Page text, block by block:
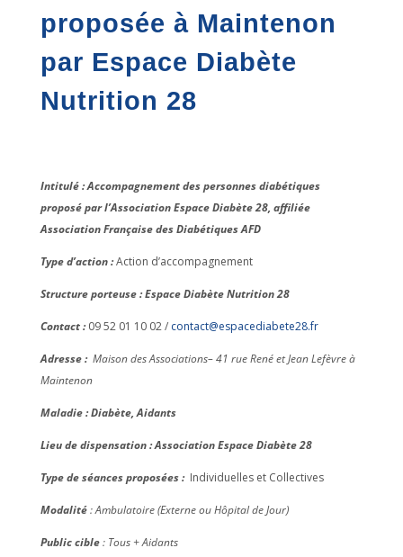
proposée à Maintenon
par Espace Diabète
Nutrition 28
Intitulé : Accompagnement des personnes diabétiques
proposé par l’Association Espace Diabète 28, affiliée
Association Française des Diabétiques AFD
Type d’action :Action d’accompagnement
Structure porteuse : Espace Diabète Nutrition 28
Contact :09 52 01 10 02 / contact@espacediabete28.fr
Adresse : Maison des Associations–41 rue René et Jean Lefèvre à
Maintenon
Maladie : Diabète, Aidants
Lieu de dispensation : Association Espace Diabète 28
Type de séances proposées : Individuelles et Collectives
Modalité: Ambulatoire (Externe ou Hôpital de Jour)
Public cible: Tous + Aidants